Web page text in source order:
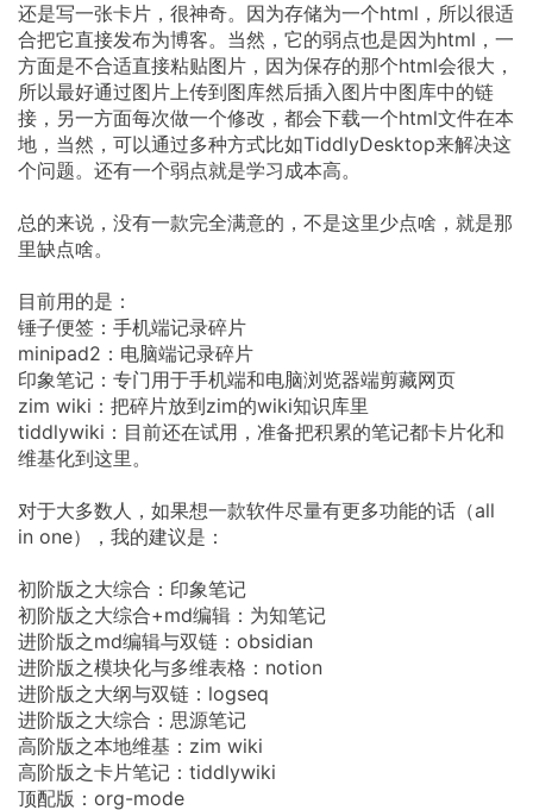
还是写一张卡片，很神奇。因为存储为一个html，所以很适
合把它直接发布为博客。当然，它的弱点也是因为html，一
方面是不合适直接粘贴图片，因为保存的那个html会很大，
所以最好通过图片上传到图库然后插入图片中图库中的链
接，另一方面每次做一个修改，都会下载一个html文件在本
地，当然，可以通过多种方式比如TiddlyDesktop来解决这
个问题。还有一个弱点就是学习成本高。
总的来说，没有一款完全满意的，不是这里少点啥，就是那
里缺点啥。
目前用的是：
锤子便签：手机端记录碎片
minipad2：电脑端记录碎片
印象笔记：专门用于手机端和电脑浏览器端剪藏网页
zim wiki：把碎片放到zim的wiki知识库里
tiddlywiki：目前还在试用，准备把积累的笔记都卡片化和
维基化到这里。
对于大多数人，如果想一款软件尽量有更多功能的话（all
in one），我的建议是：
初阶版之大综合：印象笔记
初阶版之大综合+md编辑：为知笔记
进阶版之md编辑与双链：obsidian
进阶版之模块化与多维表格：notion
进阶版之大纲与双链：logseq
进阶版之大综合：思源笔记
高阶版之本地维基：zim wiki
高阶版之卡片笔记：tiddlywiki
顶配版：org-mode